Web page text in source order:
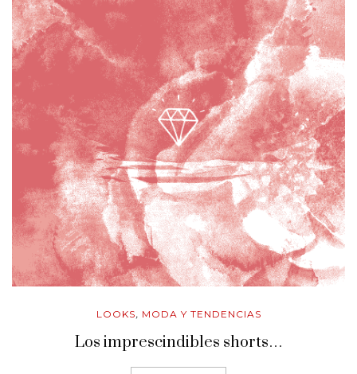
LOOKS, MODA Y TENDENCIAS
Los imprescindibles shorts…